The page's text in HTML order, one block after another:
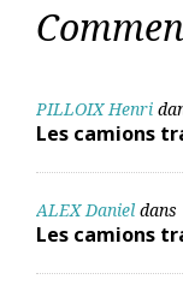
PILLOIX Henri
Les camions
ALEX Daniel dans
Les camions